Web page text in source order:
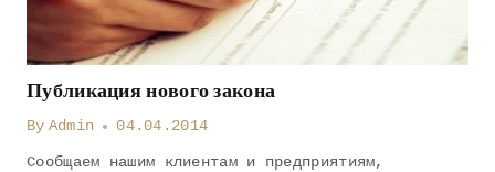
Публикация нового закона
By Admin 04.04.2014
Сообщаем нашим клиентам и предприятиям,